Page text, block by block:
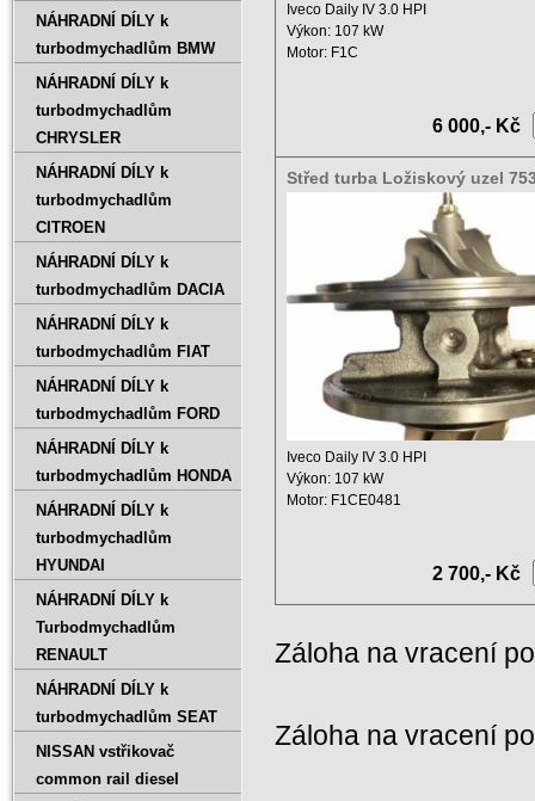
Iveco Daily IV 3.0 HPI
Výkon: 107 kW
Motor: F1C
6 000,- Kč
Střed turba Ložiskový uzel
Iveco Daily IV 3.0 HPI
Výkon: 107 kW
Motor: F1CE0481
2 700,- Kč
Záloha na vracení
Záloha na vracení
NÁHRADNÍ DÍLY k
turbodmychadlům BMW
NÁHRADNÍ DÍLY k
turbodmychadlům
CHRYSLER
NÁHRADNÍ DÍLY k
turbodmychadlům
CITROEN
NÁHRADNÍ DÍLY k
turbodmychadlům DACIA
NÁHRADNÍ DÍLY k
turbodmychadlům FIAT
NÁHRADNÍ DÍLY k
turbodmychadlům FORD
NÁHRADNÍ DÍLY k
turbodmychadlům HONDA
NÁHRADNÍ DÍLY k
turbodmychadlům
HYUNDAI
NÁHRADNÍ DÍLY k
Turbodmychadlům
RENAULT
NÁHRADNÍ DÍLY k
turbodmychadlům SEAT
NISSAN vstřikovač
common rail diesel